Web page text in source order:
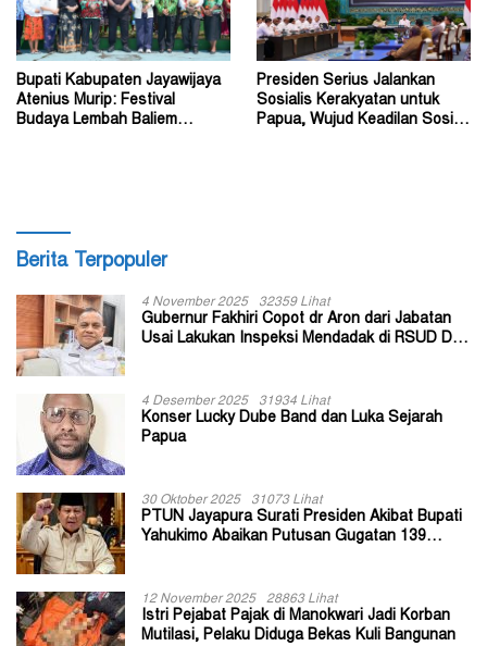
Bupati Kabupaten Jayawijaya
Atenius Murip: Festival
Budaya Lembah Baliem
Presiden Serius Jalankan
Sosialis Kerakyatan untuk
Papua, Wujud Keadilan Sosial
Berita Terpopuler
4 November 2025 32359 Lihat
Gubernur Fakhiri Copot dr Aron dari Jabatan
Usai Lakukan Inspeksi Mendadak di RSUD Dok
4 Desember 2025 31934 Lihat
Konser Lucky Dube Band dan Luka Sejarah
Papua
30 Oktober 2025 31073 Lihat
PTUN Jayapura Surati Presiden Akibat Bupati
Yahukimo Abaikan Putusan Gugatan 139
12 November 2025 28863 Lihat
Istri Pejabat Pajak di Manokwari Jadi Korban
Mutilasi, Pelaku Diduga Bekas Kuli Bangunan